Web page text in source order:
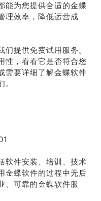
能为您提供合适的金蝶
理效率，降低运营成
提供免费试用服务。
性，看看它是否符合您
需要详细了解金蝶软件
软件安装、培训、技术
金蝶软件的过程中无后
、可靠的金蝶软件服